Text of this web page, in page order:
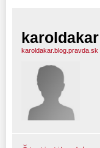
karoldakar
karoldakar.blog.pravda.sk